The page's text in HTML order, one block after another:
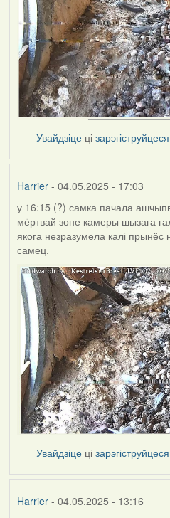
Увайдзіце цізарэгіструйцеся
Harrier- 04.05.2025 - 17:03
у 16:15 (?) самка пачала
мёртвай зоне камеры шызага
якога незразумела калі прынёс
самец.
Увайдзіце цізарэгіструйцеся
Harrier- 04.05.2025 - 13:16